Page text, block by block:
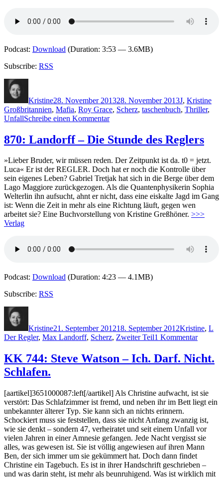
Podcast: Download (Duration: 3:53 — 3.6MB)
Subscribe: RSS
Kristine28. November 201328. November 2013J, Kristine
Großbritannien, Mafia, Roy Grace, Scherz, taschenbuch, Thriller,
UnfallSchreibe einen Kommentarzu
Peter
James
Rigor
Mortis
870: Landorff – Die Stunde des Reglers
»Lieber Bruder, wir müssen reden. Der Zeitpunkt ist da. t0 = jetzt.
Luca« Er ist der REGLER. Doch hat er noch die Kontrolle über
sein eigenes Leben? Gabriel Tretjak hat sich in die Berge über dem
Lago Maggiore zurückgezogen. Als die Quantenphysikerin Sophia
Welterlin ihn aufsucht, ahnt er nicht, dass eine eiskalte Jagd im Gang
ist: Wenn die Zeit in mehr als eine Richtung läuft, gegen wen
arbeitet sie? Eine Buchvorstellung von Kristine Greßhöner. >>>
Verlag
Podcast: Download (Duration: 4:23 — 4.1MB)
Subscribe: RSS
Kristine21. September 201218. September 2012Kristine, L
Der Regler, Max Landorff, Scherz, Zweiter Teil1 Kommentarzu
–
des
Reglers
KK 744: Steve Watson – Ich. Darf. Nicht.
Schlafen.
[aartikel]3651000087:left[/aartikel] Als Christine aufwacht, ist sie
verstört: Das Schlafzimmer ist fremd, und neben ihr im Bett liegt ein
unbekannter älterer Typ. Sie kann sich an nichts erinnern.
Schockiert muss sie feststellen, dass sie nicht Anfang zwanzig ist,
wie sie denkt – sondern 47, verheiratet und seit einem Unfall vor
vielen Jahren in einer Amnesie gefangen. Jede Nacht vergisst sie
alles, was gewesen ist. Sie ist völlig angewiesen auf ihren Mann
Ben, der sich immer um sie gekümmert hat. Doch dann findet
Christine ein Tagebuch. Es ist in ihrer Handschrift geschrieben –
und was darin steht, ist mehr als beunruhigend. Was ist wirklich mit